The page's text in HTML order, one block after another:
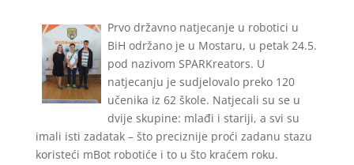
Prvo državno natjecanje u robotici u
BiH održano je u Mostaru, u petak 24.5.
pod nazivom SPARKreators. U
natjecanju je sudjelovalo preko 120
učenika iz 62 škole. Natjecali su se u
dvije skupine: mlađi i stariji, a svi su
imali isti zadatak – što preciznije proći zadanu stazu
koristeći mBot robotiće i to u što kraćem roku.